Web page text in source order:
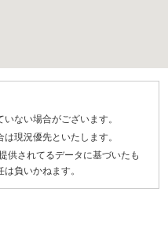
ない場合がございます。
現況優先といたします。
供されてるデータに基づいたも
負いかねます。